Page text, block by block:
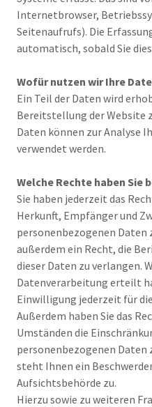
Internetbrowser,
Seitenaufrufs). Die
automatisch, sobald Sie
Wofür nutzen wir Ihre
Ein Teil der Daten wird
Bereitstellung der Website
Daten können zur Analyse
verwendet werden.
Welche Rechte haben Sie
Sie haben jederzeit das
Herkunft, Empfänger und
personenbezogenen Daten
außerdem ein Recht, die
dieser Daten zu verlangen.
Datenverarbeitung erteilt
Einwilligung jederzeit für
Außerdem haben Sie das
Umständen die
personenbezogenen Daten
steht Ihnen ein
Aufsichtsbehörde zu.
Hierzu sowie zu weiteren